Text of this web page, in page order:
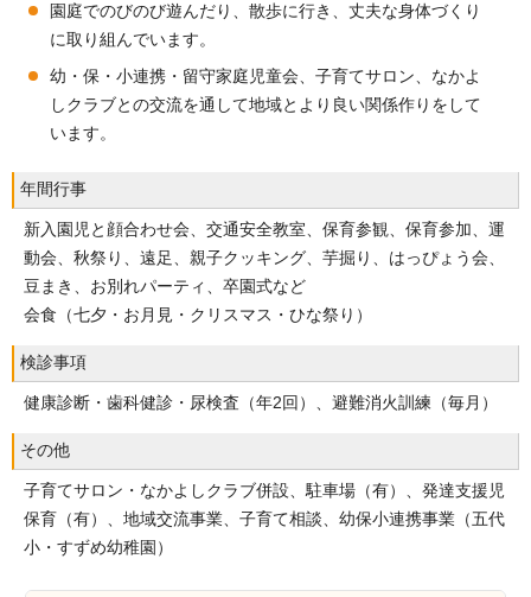
園庭でのびのび遊んだり、散歩に行き、丈夫な身体づくり
に取り組んでいます。
幼・保・小連携・留守家庭児童会、子育てサロン、なかよ
しクラブとの交流を通して地域とより良い関係作りをして
います。
年間行事
新入園児と顔合わせ会、交通安全教室、保育参観、保育参加、運
動会、秋祭り、遠足、親子クッキング、芋掘り、はっぴょう会、
豆まき、お別れパーティ、卒園式など
会食（七夕・お月見・クリスマス・ひな祭り）
検診事項
健康診断・歯科健診・尿検査（年2回）、避難消火訓練（毎月）
その他
子育てサロン・なかよしクラブ併設、駐車場（有）、発達支援児
保育（有）、地域交流事業、子育て相談、幼保小連携事業（五代
小・すずめ幼稚園）